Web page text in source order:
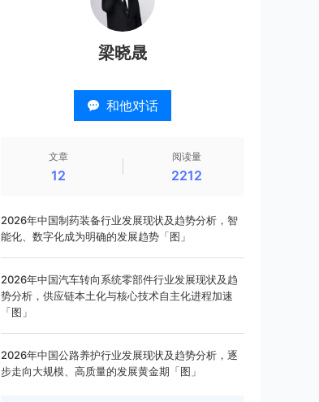
梁晓晟
和他对话
文章
12
阅读量
2212
2026年中国制药装备行业发展现状及趋势分析，智
能化、数字化成为明确的发展趋势「图」
2026年中国汽车转向系统零部件行业发展现状及趋
势分析，供应链本土化与核心技术自主化进程加速
「图」
2026年中国公路养护行业发展现状及趋势分析，逐
步走向大规模、高质量的发展黄金期「图」